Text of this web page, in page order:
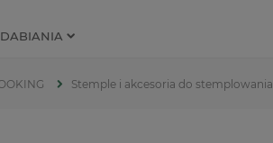
Stemple i akcesoria do stemplowania